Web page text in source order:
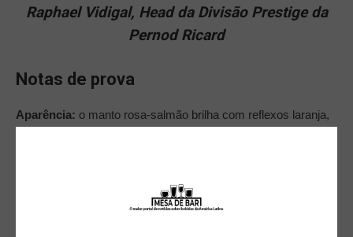
Raphael Vidigal, Head da Divisão Prestige da
Pernod Ricard
Notas de prova
Aparência: o manto rosa-salmão brilha com reflexos laranja,
cristalizadas: aromas intensos e frutados de morango e